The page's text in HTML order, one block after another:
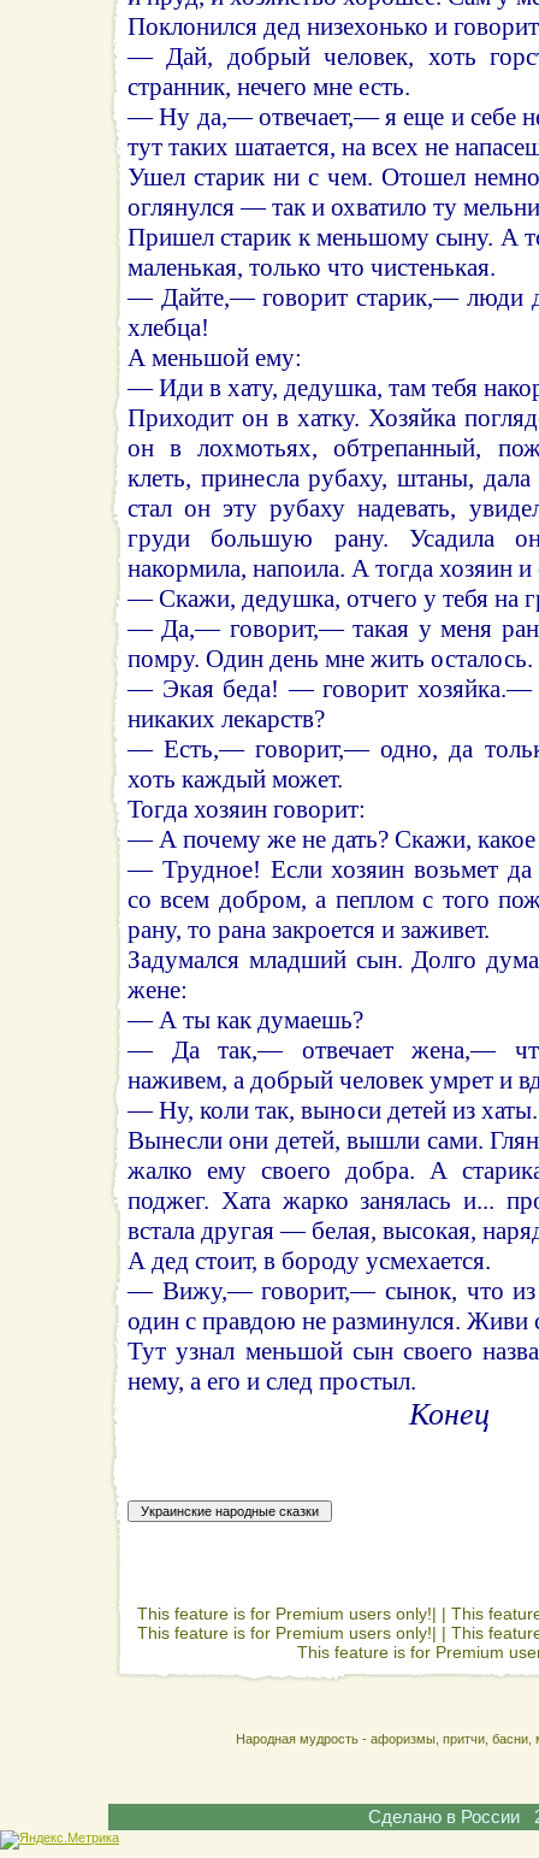
Поклонился дед низехонько и
— Дай, добрый человек, хоть
странник, нечего мне есть.
— Ну да,— отвечает,— я еще и себе
тут таких шатается, на всех не
Ушел старик ни с чем. Отошел
оглянулся — так и охватило ту
Пришел старик к меньшому сыну. А
маленькая, только что чистенькая.
— Дайте,— говорит старик,— люди
хлебца!
А меньшой ему:
— Иди в хату, дедушка, там тебя
Приходит он в хатку. Хозяйка
он в лохмотьях, обтрепанный,
клеть, принесла рубаху, штаны,
стал он эту рубаху надевать,
груди большую рану. Усадила
накормила, напоила. А тогда хозяин
— Скажи, дедушка, отчего у тебя на
— Да,— говорит,— такая у меня
помру. Один день мне жить осталось.
— Экая беда! — говорит хозяйка.—
никаких лекарств?
— Есть,— говорит,— одно, да
хоть каждый может.
Тогда хозяин говорит:
— А почему же не дать? Скажи, какое
— Трудное! Если хозяин возьмет
со всем добром, а пеплом с того
рану, то рана закроется и заживет.
Задумался младший сын. Долго
жене:
— А ты как думаешь?
— Да так,— отвечает жена,—
наживем, а добрый человек умрет и
— Ну, коли так, выноси детей из хаты.
Вынесли они детей, вышли сами.
жалко ему своего добра. А
поджег. Хата жарко занялась и...
встала другая — белая, высокая,
А дед стоит, в бороду усмехается.
— Вижу,— говорит,— сынок, что из
один с правдою не разминулся. Живи
Тут узнал меньшой сын своего
нему, а его и след простыл.
Конец
This feature is for Premium users only!| | This
This feature is for Premium users only!| | This
This feature is for Premium
Народная мудрость - афоризмы, притчи,
Сделано в России